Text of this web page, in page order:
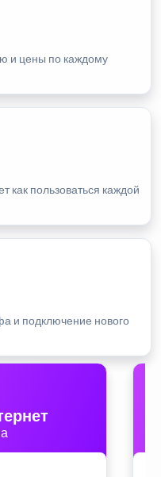
и цены по каждому
как пользоваться каждой
и подключение нового